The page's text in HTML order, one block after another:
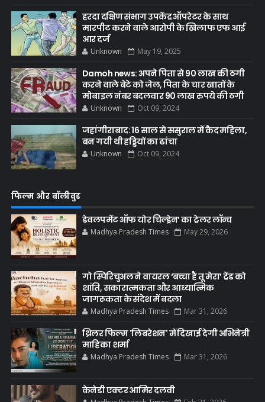
हरदा दक्षिण संभाग उपकेंद्र ऑपरेटर के साथ
मारपीट करने वाले आरोपी के खिलाफ एफ आई
आर दर्ज
Unknown May 19, 2025
Damoh news: अपने पिता से 90 लाख की ठगी
करने वाले बेटे को जेल, पिता के चार खातों के
मोबाइल नंबर बदलवार 90 लाख रुपये की ठगी
Unknown Oct 09, 2024
जहांगीराबाद: 16 साल से ससुराल में कैद महिला,
बन गयी थी हड्डियों का ढांचा
Unknown Oct 09, 2024
फिल्म और बॉलीवुड
डेवलपमेंट ऑफ योर चिल्ड्रेन’ का ट्रेलर लॉन्च
Madhya Pradesh Times May 29, 2026
गो स्पिरिचुअल ने वायरल ‘बच्चा है तू मेरा’ ट्रेंड को
शांति, सकारात्मकता और आध्यात्मिक
जागरूकता के संदेश में बदला
Madhya Pradesh Times Mar 31, 2026
थ्रिलर फिल्म 'लिबरेशन' में दिखाई देगी अभिनेत्री
माहिका शर्मा
Madhya Pradesh Times Mar 31, 2026
केनेडी एक्टर आमिर दलवी